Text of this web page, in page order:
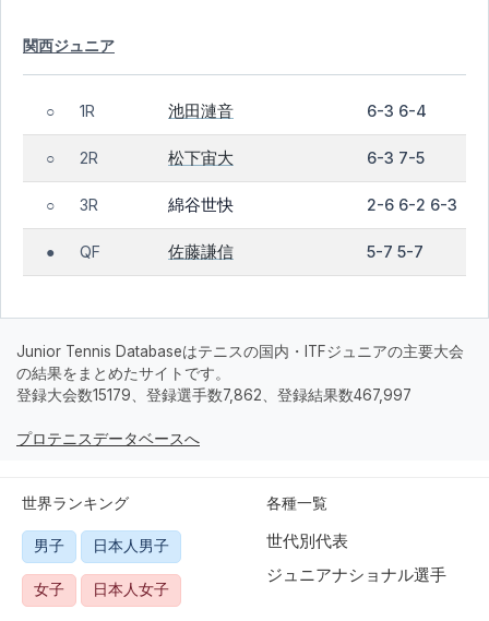
関西ジュニア
○ 1R 池田漣音 6-3 6-4
○ 2R 松下宙大 6-3 7-5
○ 3R 綿谷世快 2-6 6-2 6-3
● QF 佐藤謙信 5-7 5-7
Junior Tennis Databaseはテニスの国内・ITFジュニアの主要大会
の結果をまとめたサイトです。
登録大会数15179、登録選手数7,862、登録結果数467,997
プロテニスデータベースへ
世界ランキング
男子 日本人男子
女子 日本人女子
各種一覧
世代別代表
ジュニアナショナル選手